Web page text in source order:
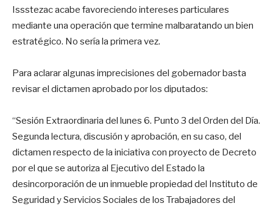
Issstezac acabe favoreciendo intereses particulares
mediante una operación que termine malbaratando un bien
estratégico. No sería la primera vez.
Para aclarar algunas imprecisiones del gobernador basta
revisar el dictamen aprobado por los diputados:
“Sesión Extraordinaria del lunes 6. Punto 3 del Orden del Día.
Segunda lectura, discusión y aprobación, en su caso, del
dictamen respecto de la iniciativa con proyecto de Decreto
por el que se autoriza al Ejecutivo del Estado la
desincorporación de un inmueble propiedad del Instituto de
Seguridad y Servicios Sociales de los Trabajadores del